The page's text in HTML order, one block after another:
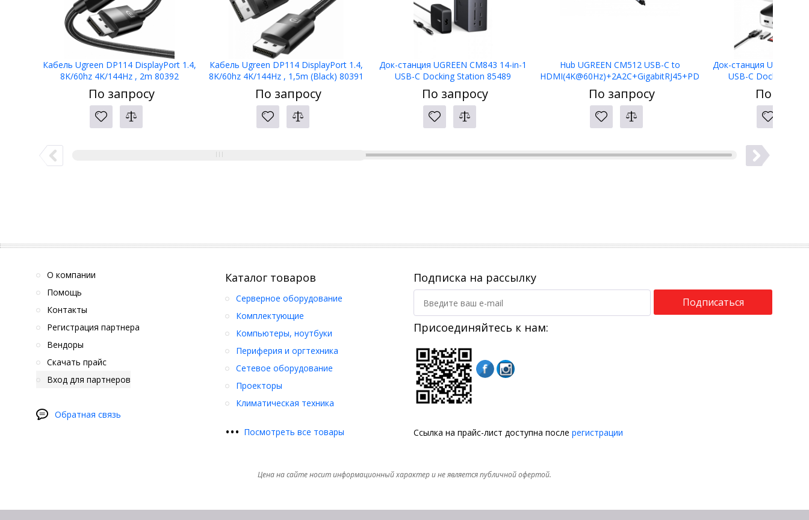
Кабель Ugreen DP114 DisplayPort 1.4,
8K/60hz 4K/144Hz , 2m 80392
По запросу
Кабель Ugreen DP114 DisplayPort 1.4,
8K/60hz 4K/144Hz , 1,5m (Black) 80391
По запросу
Док-станция UGREEN CM843 14-in-1
USB-C Docking Station 85489
По запросу
Hub UGREEN CM512 USB-C to
HDMI(4K@60Hz)+2A2C+GigabitRJ45+PD
(100W) 45000
По запросу
Док-станция UGREEN
USB-C Docking
По
О компании
Помощь
Контакты
Регистрация партнера
Вендоры
Скачать прайс
Вход для партнеров
Обратная связь
Каталог товаров
Серверное оборудование
Комплектующие
Компьютеры, ноутбуки
Периферия и оргтехника
Сетевое оборудование
Проекторы
Климатическая техника
••• Посмотреть все товары
Подписка на рассылку
Подписаться
Присоединяйтесь к нам:
Ссылка на прайс-лист доступна после регистрации
Цена на сайте носит информационный характер и не является публичной офертой.